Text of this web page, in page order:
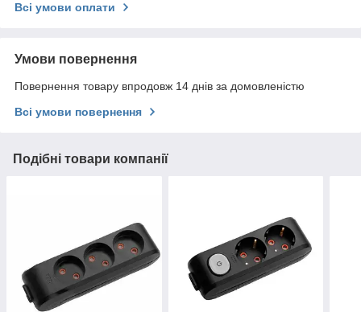
Всі умови оплати
Умови повернення
Повернення товару впродовж 14 днів за домовленістю
Всі умови повернення
Подібні товари компанії